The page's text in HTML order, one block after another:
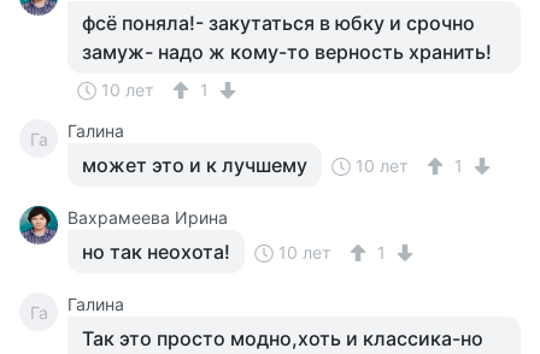
фсё поняла!- закутаться в юбку и срочно
замуж- надо ж кому-то верность хранить!
10 лет 1
Га Галина
может это и к лучшему 10 лет 1
Вахрамеева Ирина
но так неохота! 10 лет 1
Га Галина
Так это просто модно,хоть и классика-но